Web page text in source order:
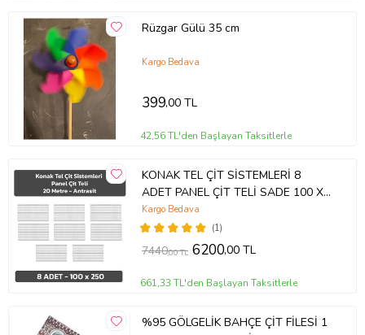
Rüzgar Gülü 35 cm
Kargo Bedava
399,00 TL
42,56 TL'den Başlayan Taksitlerle
KONAK TEL ÇİT SİSTEMLERİ 8
ADET PANEL ÇİT TELİ SADE 100 X
250 CM (Antrasit)
(1)
Kargo Bedava
7440,00 TL 6200,00 TL
661,33 TL'den Başlayan Taksitlerle
%95 GÖLGELİK BAHÇE ÇİT FİLESİ 1